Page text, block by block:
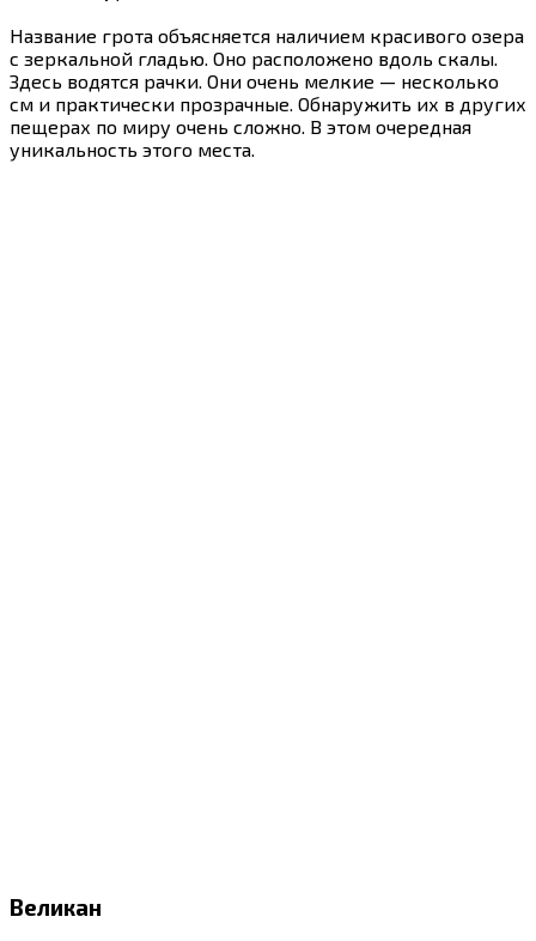
Название грота объясняется наличием красивого озера
с зеркальной гладью. Оно расположено вдоль скалы.
Здесь водятся рачки. Они очень мелкие — несколько
см и практически прозрачные. Обнаружить их в других
пещерах по миру очень сложно. В этом очередная
уникальность этого места.
Великан